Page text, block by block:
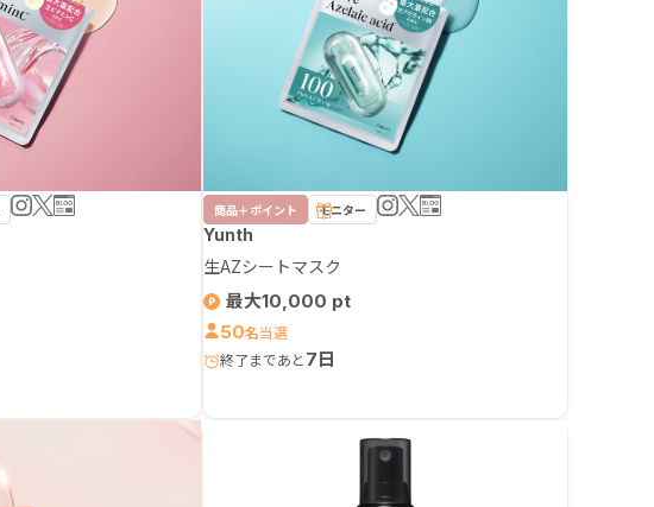
商品＋ポイント モニター
Yunth
生AZシートマスク
最大10,000
50名
7日